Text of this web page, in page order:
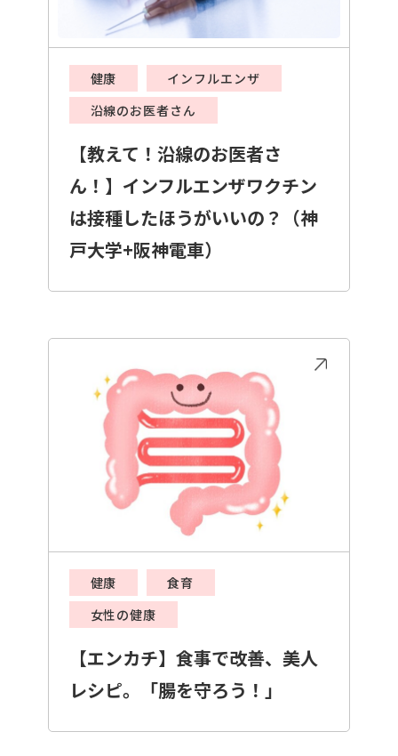
健康
インフルエンザ
沿線のお医者さん
【教えて！沿線のお医者さ
ん！】インフルエンザワクチン
は接種したほうがいいの？（神
戸大学+阪神電車）
健康
食育
女性の健康
【エンカチ】食事で改善、美人
レシピ。「腸を守ろう！」